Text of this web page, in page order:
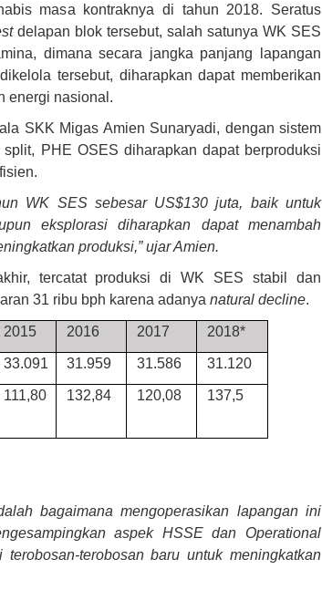
masa kontraknya di tahun 2018. Seratus
delapan blok tersebut, salah satunya WK SES
dimana secara jangka panjang lapangan
tersebut, diharapkan dapat memberikan
energi nasional.
SKK Migas Amien Sunaryadi, dengan sistem
PHE OSES diharapkan dapat berproduksi
WK SES sebesar US$130 juta, baik untuk
eksplorasi diharapkan dapat menambah
produksi,” ujar Amien.
tercatat produksi di WK SES stabil dan
31 ribu bph karena adanya natural decline.
2015 2016 2017 2018*
33.091 31.959 31.586 31.120
111,80 132,84 120,08 137,5
bagaimana mengoperasikan lapangan ini
aspek HSSE dan Operational
terobosan baru untuk meningkatkan